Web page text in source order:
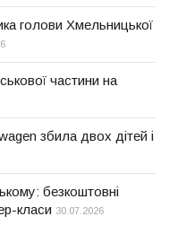
голови Хмельницької
частини на
збила двох дітей і
безкоштовні
класи 30.07.2026